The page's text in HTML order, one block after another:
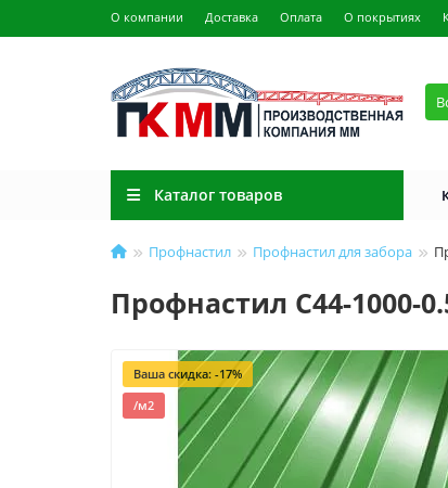
О компании Доставка Оплата О покрытиях
Каталог товаров
Профнастил Профнастил для забора
Профнастил С44-1000-
Ваша скидка: -17%
/м2